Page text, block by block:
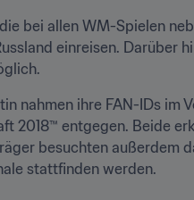
bei allen WM-Spielen
einreisen. Darüber
nahmen ihre FAN-IDs im
2018™ entgegen. Beide
besuchten außerdem
stattfinden werden.